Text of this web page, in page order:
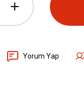
Yorum Yap